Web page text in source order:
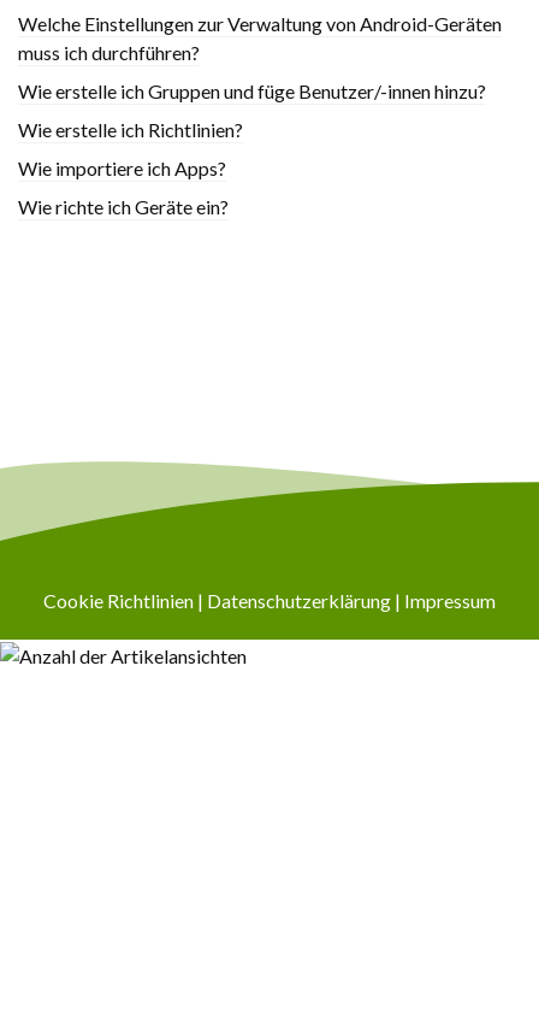
Welche Einstellungen zur Verwaltung von Android-Geräten
muss ich durchführen?
Wie erstelle ich Gruppen und füge Benutzer/-innen hinzu?
Wie erstelle ich Richtlinien?
Wie importiere ich Apps?
Wie richte ich Geräte ein?
Cookie Richtlinien | Datenschutzerklärung | Impressum